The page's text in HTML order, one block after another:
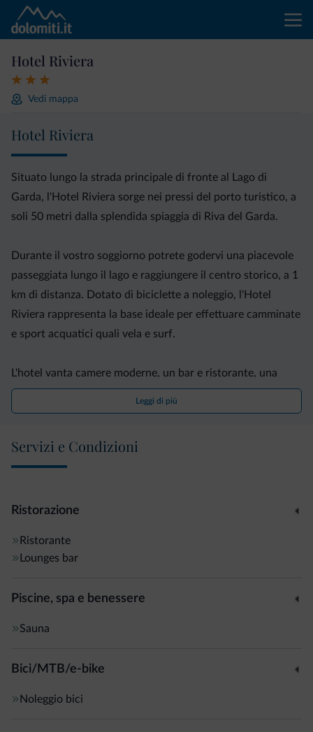
Hotel Riviera
Vedi mappa
Hotel Riviera
Situato lungo la strada principale di fronte al Lago di
Garda, l'Hotel Riviera sorge nei pressi del porto turistico, a
soli 50 metri dalla splendida spiaggia di Riva del Garda.
Durante il vostro soggiorno potrete godervi una piacevole
passeggiata lungo il lago e raggiungere il centro storico, a 1
km di distanza. Dotato di biciclette a noleggio, l'Hotel
Riviera rappresenta la base ideale per effettuare camminate
e sport acquatici quali vela e surf.
L'hotel vanta camere moderne, un bar e ristorante, una
piscina all'aperto immersa in un grazioso giardino ubicato
di fronte all'edificio e una piccola sala fitness con sauna e
Leggi di più
Servizi e Condizioni
Ristorazione
Ristorante
Lounges bar
Piscine, spa e benessere
Sauna
Bici/MTB/e-bike
Noleggio bici